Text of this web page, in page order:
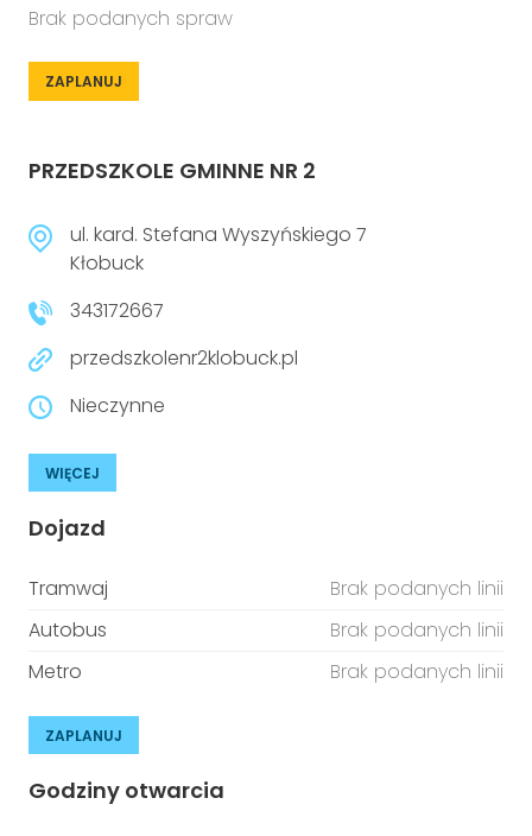
Brak podanych spraw
ZAPLANUJ
PRZEDSZKOLE GMINNE NR 2
ul. kard. Stefana Wyszyńskiego 7
Kłobuck
343172667
przedszkolenr2klobuck.pl
Nieczynne
WIĘCEJ
Dojazd
Tramwaj
Brak podanych linii
Autobus
Brak podanych linii
Metro
Brak podanych linii
ZAPLANUJ
Godziny otwarcia